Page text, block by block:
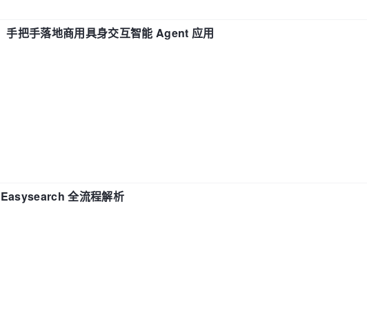
把手落地商用具身交互智能 Agent 应用
全流程解析